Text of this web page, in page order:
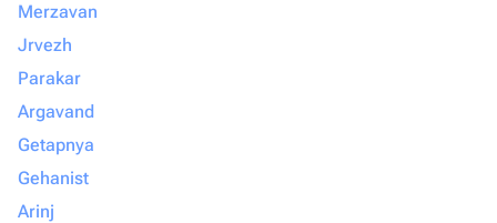
Merzavan
Jrvezh
Parakar
Argavand
Getapnya
Gehanist
Arinj